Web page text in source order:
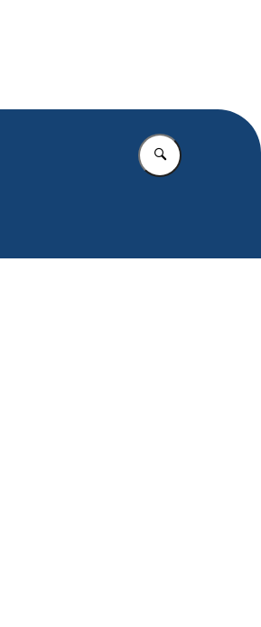
Vul in wat u